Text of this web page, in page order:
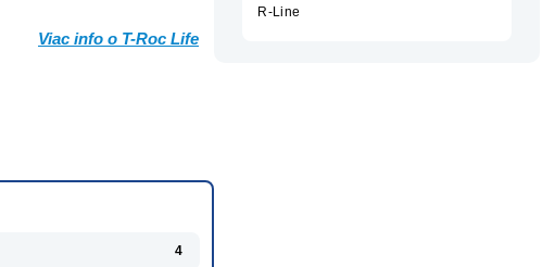
Viac info o T-Roc Life
4
R-Line